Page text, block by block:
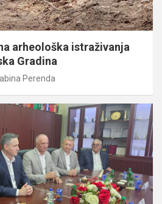
arheološka istraživanja
Gradina
Perenda